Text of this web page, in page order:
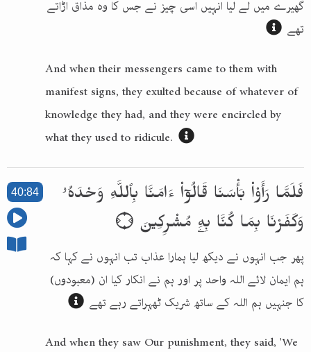
گھیرے میں لے لیا انہیں اسی چیز نے جس کا وہ مذاق اڑاتے
تھے
And when their messengers came to them with
manifest signs, they exulted because of whatever of
knowledge they had, and they were encircled by
what they used to ridicule.
فَلَمَّا رَأَوْا۟ بَأْسَنَا قَالُوٓا۟ ءَامَنَّا بِٱللَّهِ وَحْدَهُۥ
وَكَفَرْنَا بِمَا كُنَّا بِهِۦ مُشْرِكِينَ ۝
پھر جب انہوں نے دیکھ لیا ہمارا عذاب تب انہوں نے کہا کہ
ہم ایمان لائے اللہ واحد پر اور ہم نے انکار کیا ان (معبودوں)
کا جنہیں ہم اللہ کے ساتھ شریک ٹھہراتے رہے تھے
And when they saw Our punishment, they said, 'We
40:84